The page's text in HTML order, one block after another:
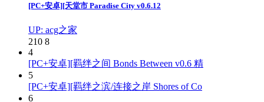
[PC+安卓][天堂市 Paradise City v0.6.12
UP: acg之家
210 8
4
[PC+安卓][羁绊之间 Bonds Between v0.6 精
5
[PC+安卓][羁绊之滨/连接之岸 Shores of Co
6